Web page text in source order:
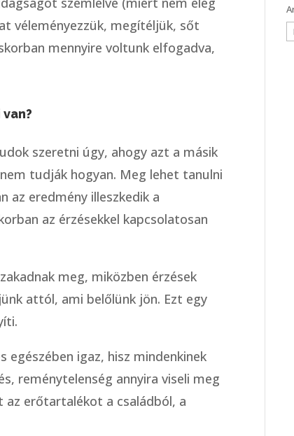
véleményezzük, megítéljük, sőt
mennyire voltunk elfogadva,
szeretni úgy, ahogy azt a másik
tudják hogyan. Meg lehet tanulni
az eredmény illeszkedik a
az érzésekkel kapcsolatosan
meg, miközben érzések
attól, ami belőlünk jön. Ezt egy
igaz, hisz mindenkinek
reménytelenség annyira viseli meg
az erőtartalékot a családból, a